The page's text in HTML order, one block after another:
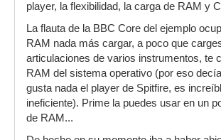
player, la flexibilidad, la carga de RAM y
La flauta de la BBC Core del ejemplo
RAM nada más cargar, a poco que
articulaciones de varios instrumentos, te
RAM del sistema operativo (por eso
gusta nada el player de Spitfire, es
ineficiente). Prime la puedes usar en un
de RAM...